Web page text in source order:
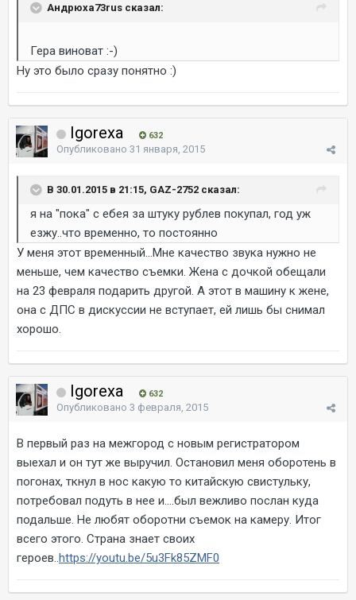
Андрюха73rus сказал:
Гера виноват :-)
Ну это было сразу понятно :)
Igorexa 632
Опубликовано 31 января, 2015
В 30.01.2015 в 21:15, GAZ-2752 сказал:
я на "пока" с ебея за штуку рублев покупал, год уж
езжу..что временно, то постоянно
У меня этот временный...Мне качество звука нужно не
меньше, чем качество съемки. Жена с дочкой обещали
на 23 февраля подарить другой. А этот в машину к жене,
она с ДПС в дискуссии не вступает, ей лишь бы снимал
хорошо.
Igorexa 632
Опубликовано 3 февраля, 2015
В первый раз на межгород с новым регистратором
выехал и он тут же выручил. Остановил меня оборотень в
погонах, ткнул в нос какую то китайскую свистульку,
потребовал подуть в нее и....был вежливо послан куда
подальше. Не любят оборотни съемок на камеру. Итог
всего этого. Страна знает своих
героев..https://youtu.be/5u3Fk85ZMF0